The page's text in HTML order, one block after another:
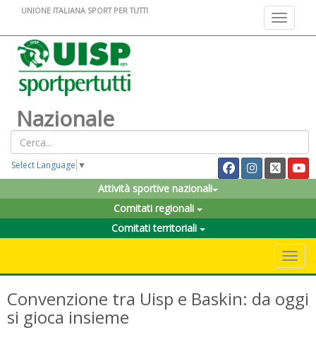
Toggle
UNIONE ITALIANA SPORT PER TUTTI
Nazionale
Select Language ▼
Attività sportive nazionali
Comitati regionali
Comitati territoriali
Convenzione tra Uisp e Baskin: da oggi
si gioca insieme